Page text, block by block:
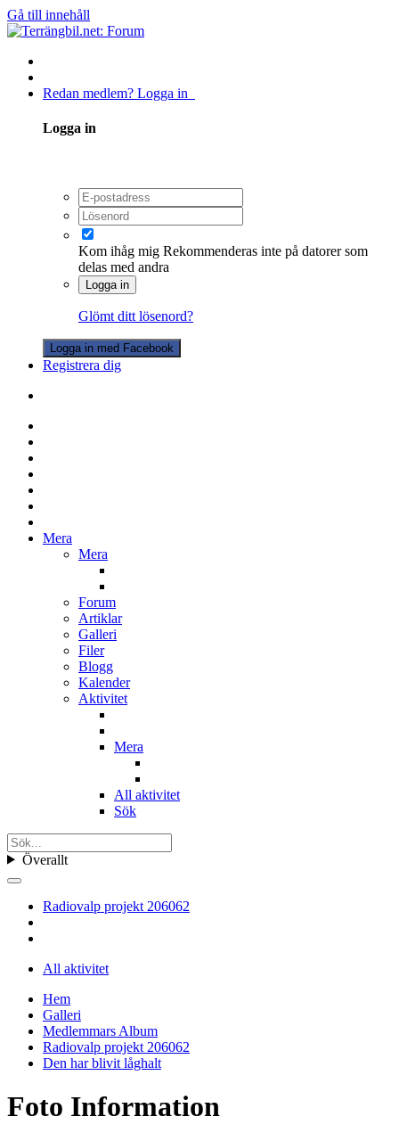
Gå till innehåll
Redan medlem? Logga in
Logga in
Kom ihåg mig Rekommenderas inte på datorer som
delas med andra
Logga in
Glömt ditt lösenord?
Logga in med Facebook
Registrera dig
Mera
Mera
Forum
Artiklar
Galleri
Filer
Blogg
Kalender
Aktivitet
Mera
All aktivitet
Sök
Överallt
Radiovalp projekt 206062
All aktivitet
Hem
Galleri
Medlemmars Album
Radiovalp projekt 206062
Den har blivit låghalt
Foto Information